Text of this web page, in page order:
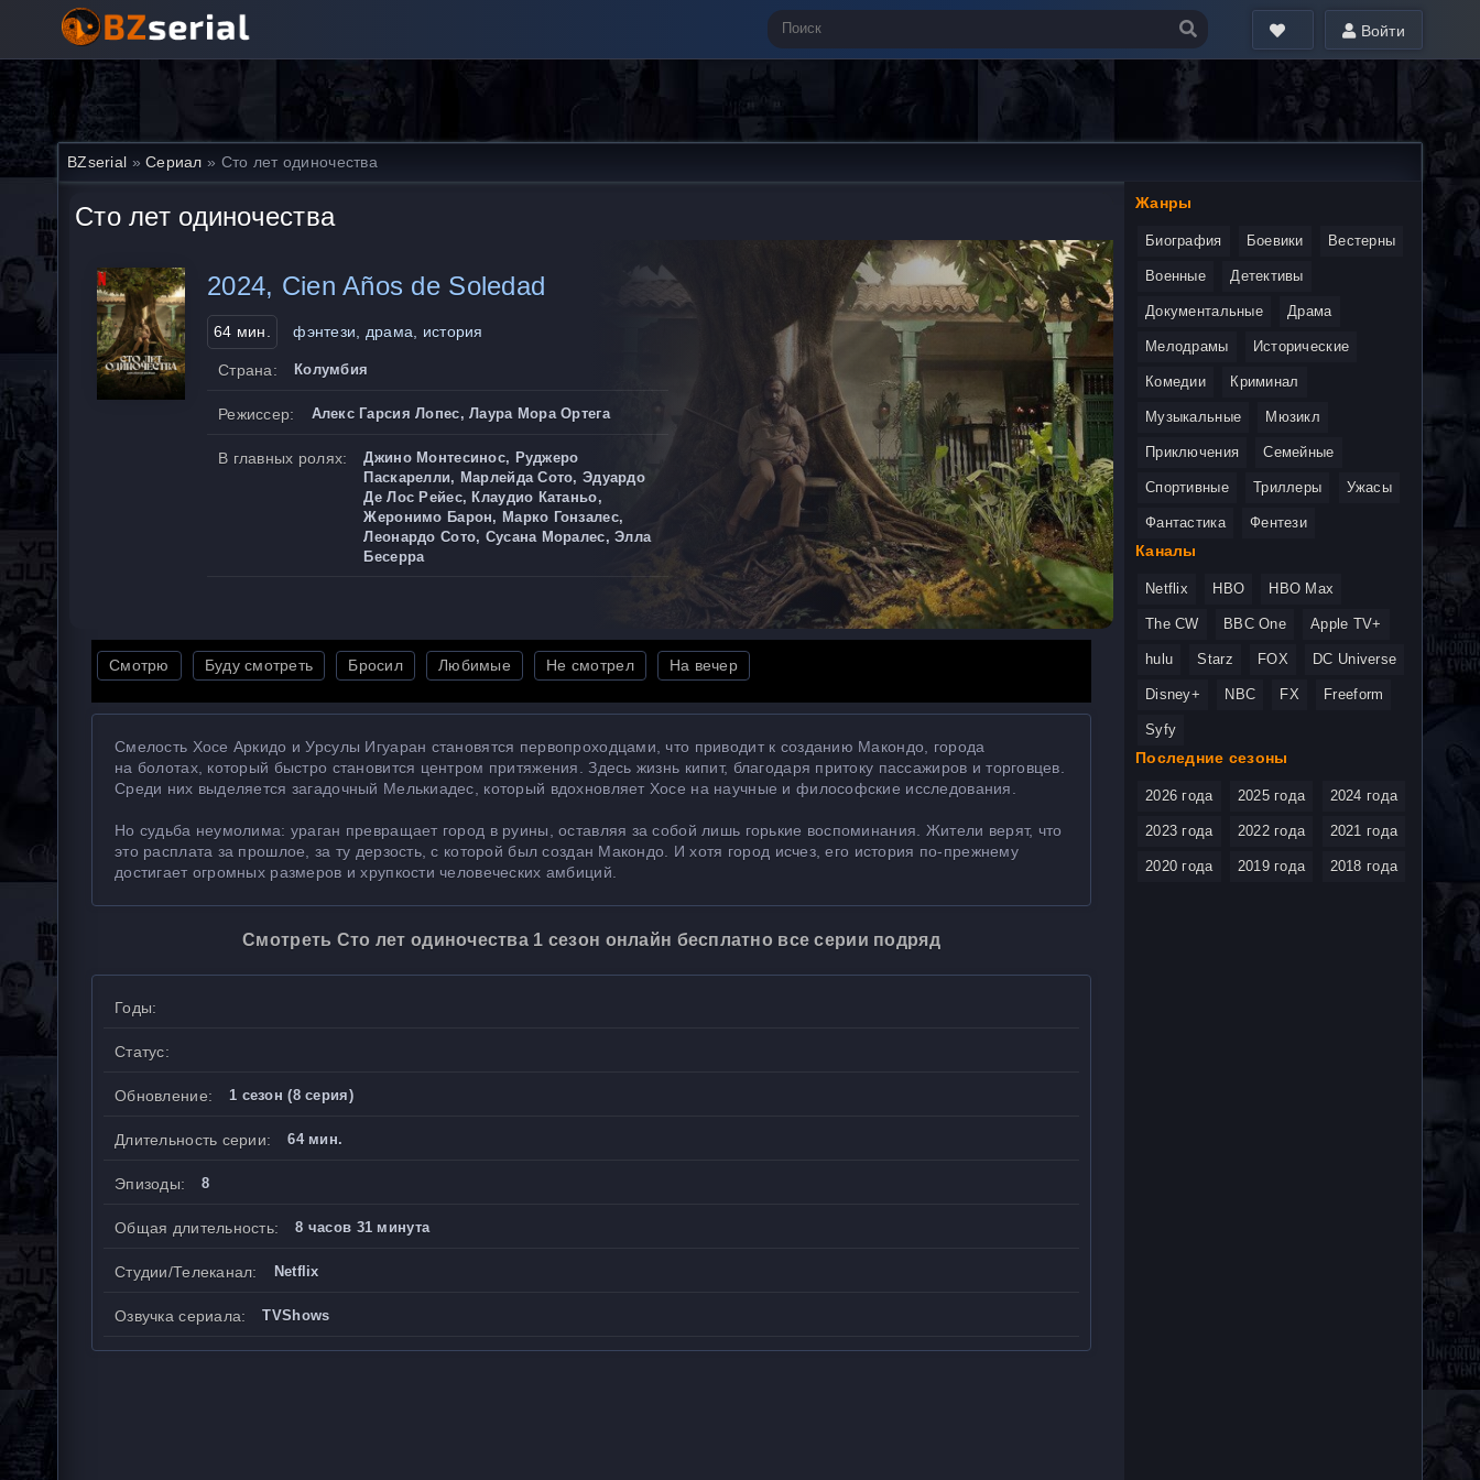
Войти
BZserial »Сериал » Сто лет одиночества
Сто лет одиночества
2024, Cien Años de Soledad
64 мин. фэнтези, драма, история
Страна: Колумбия
Режиссер: Алекс Гарсия Лопес, Лаура Мора Ортега
В главных ролях:
Джино Монтесинос, Руджеро
Паскарелли, Марлейда Сото, Эдуардо
Де Лос Рейес, Клаудио Катаньо,
Жеронимо Барон, Марко Гонзалес,
Леонардо Сото, Сусана Моралес, Элла
Бесерра
Смотрю Буду смотреть Бросил Любимые Не смотрел На вечер
Смелость Хосе Аркидо и Урсулы Игуаран становятся первопроходцами, что приводит к созданию Макондо, города
на болотах, который быстро становится центром притяжения. Здесь жизнь кипит, благодаря притоку пассажиров и торговцев.
Среди них выделяется загадочный Мелькиадес, который вдохновляет Хосе на научные и философские исследования.
Но судьба неумолима: ураган превращает город в руины, оставляя за собой лишь горькие воспоминания. Жители верят, что
это расплата за прошлое, за ту дерзость, с которой был создан Макондо. И хотя город исчез, его история по-прежнему
достигает огромных размеров и хрупкости человеческих амбиций.
Смотреть Сто лет одиночества 1 сезон онлайн бесплатно все серии подряд
Годы:
Статус:
Обновление: 1 сезон (8 серия)
Длительность серии: 64 мин.
Эпизоды: 8
Общая длительность: 8 часов 31 минута
Студии/Телеканал: Netflix
Озвучка сериала: TVShows
Жанры
Биография Боевики Вестерны
Военные Детективы
Документальные Драма
Мелодрамы Исторические
Комедии Криминал
Музыкальные Мюзикл
Приключения Семейные
Спортивные Триллеры Ужасы
Фантастика Фентези
Каналы
Netflix HBO HBO Max
The CW BBC One Apple TV+
hulu Starz FOX DC Universe
Disney+ NBC FX Freeform
Syfy
Последние сезоны
2026 года 2025 года 2024 года
2023 года 2022 года 2021 года
2020 года 2019 года 2018 года